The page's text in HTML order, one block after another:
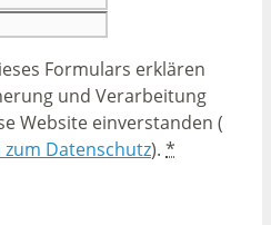
Adresse
Formulars erklären
und Verarbeitung
Website einverstanden (
Datenschutz). *